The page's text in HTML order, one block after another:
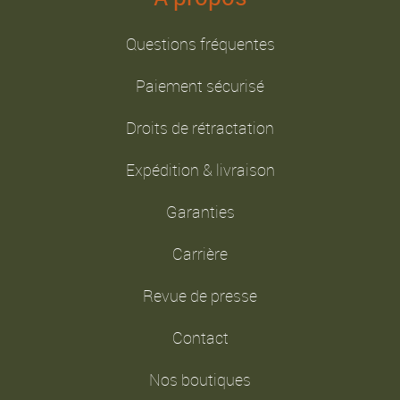
Questions fréquentes
Paiement sécurisé
Droits de rétractation
Expédition & livraison
Garanties
Carrière
Revue de presse
Contact
Nos boutiques